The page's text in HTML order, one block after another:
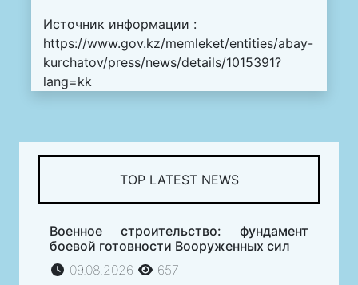
Источник информации :
https://www.gov.kz/memleket/entities/abay-
kurchatov/press/news/details/1015391?
lang=kk
TOP LATEST NEWS
Военное строительство: фундамент
боевой готовности Вооруженных сил
09.08.2026
657